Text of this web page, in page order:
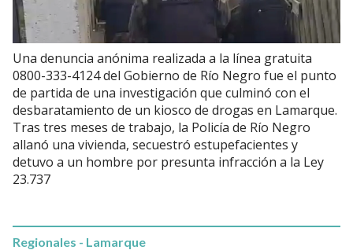
Una denuncia anónima realizada a la línea gratuita
0800-333-4124 del Gobierno de Río Negro fue el punto
de partida de una investigación que culminó con el
desbaratamiento de un kiosco de drogas en Lamarque.
Tras tres meses de trabajo, la Policía de Río Negro
allanó una vivienda, secuestró estupefacientes y
detuvo a un hombre por presunta infracción a la Ley
23.737
Regionales - Lamarque